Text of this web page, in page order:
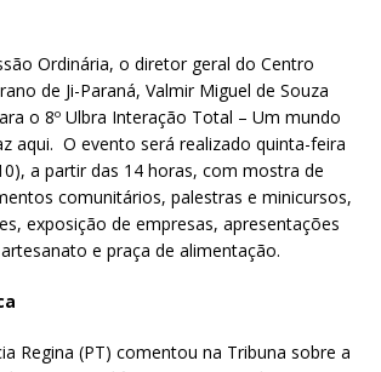
Ordinária, o diretor geral do Centro
de Ji-Paraná, Valmir Miguel de Souza
o 8º Ulbra Interação Total – Um mundo
aqui. O evento será realizado quinta-feira
a partir das 14 horas, com mostra de
comunitários, palestras e minicursos,
exposição de empresas, apresentações
e praça de alimentação.
Regina (PT) comentou na Tribuna sobre a